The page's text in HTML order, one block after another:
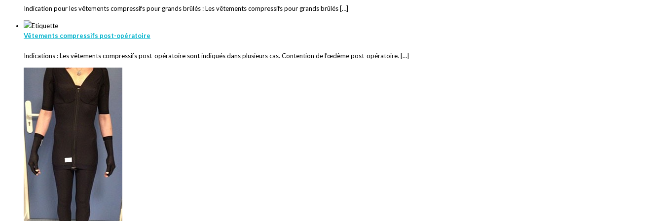
Indication pour les vêtements compressifs pour grands brûlés : Les vêtements compressifs pour grands brûlés […]
Vêtements compressifs post-opératoire
Indications : Les vêtements compressifs post-opératoire sont indiqués dans plusieurs cas. Contention de l’œdème post-opératoire. […]